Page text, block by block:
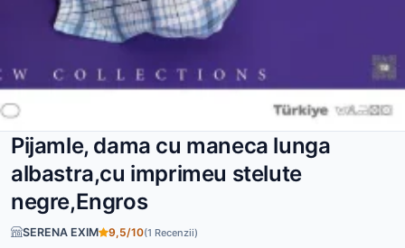
Pijamle, dama cu maneca lunga
albastra,cu imprimeu stelute
negre,Engros
SERENA EXIM 9,5/10(1 Recenzii)